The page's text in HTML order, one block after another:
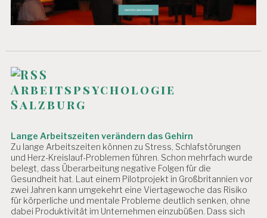
Arbeitspsychologie
Salzburg
Lange Arbeitszeiten verändern das Gehirn
Zu lange Arbeitszeiten können zu Stress, Schlafstörungen
und Herz-Kreislauf-Problemen führen. Schon mehrfach wurde
belegt, dass Überarbeitung negative Folgen für die
Gesundheit hat. Laut einem Pilotprojekt in Großbritannien vor
zwei Jahren kann umgekehrt eine Viertagewoche das Risiko
für körperliche und mentale Probleme deutlich senken, ohne
dabei Produktivität im Unternehmen einzubüßen. Dass sich